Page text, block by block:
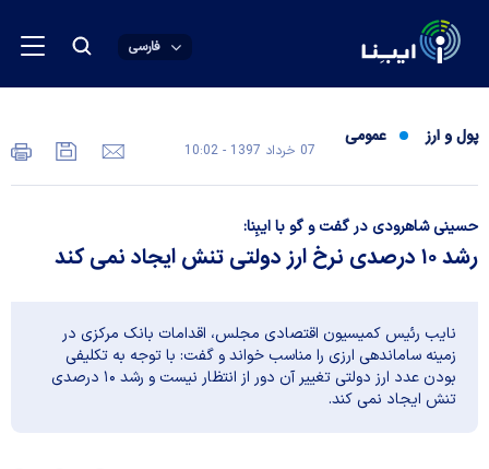
فارسی
پول و ارز عمومی
07 خرداد 1397 - 10:02
حسینی شاهرودی در گفت و گو با ایبِنا:
رشد ۱۰ درصدی نرخ ارز دولتی تنش ایجاد نمی کند
نایب رئیس کمیسیون اقتصادی مجلس، اقدامات بانک مرکزی در
زمینه ساماندهی ارزی را مناسب خواند و گفت: با توجه به تکلیفی
بودن عدد ارز دولتی تغییر آن دور از انتظار نیست و رشد ۱۰ درصدی
تنش ایجاد نمی کند.